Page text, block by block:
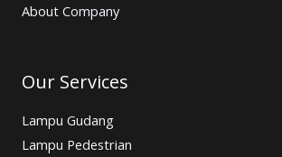
About Company
Our Services
Lampu Gudang
Lampu Pedestrian